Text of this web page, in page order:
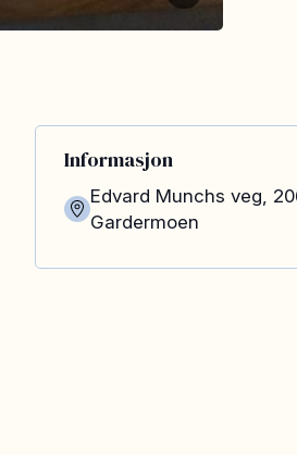
Informasjon
Edvard Munchs veg,
Gardermoen